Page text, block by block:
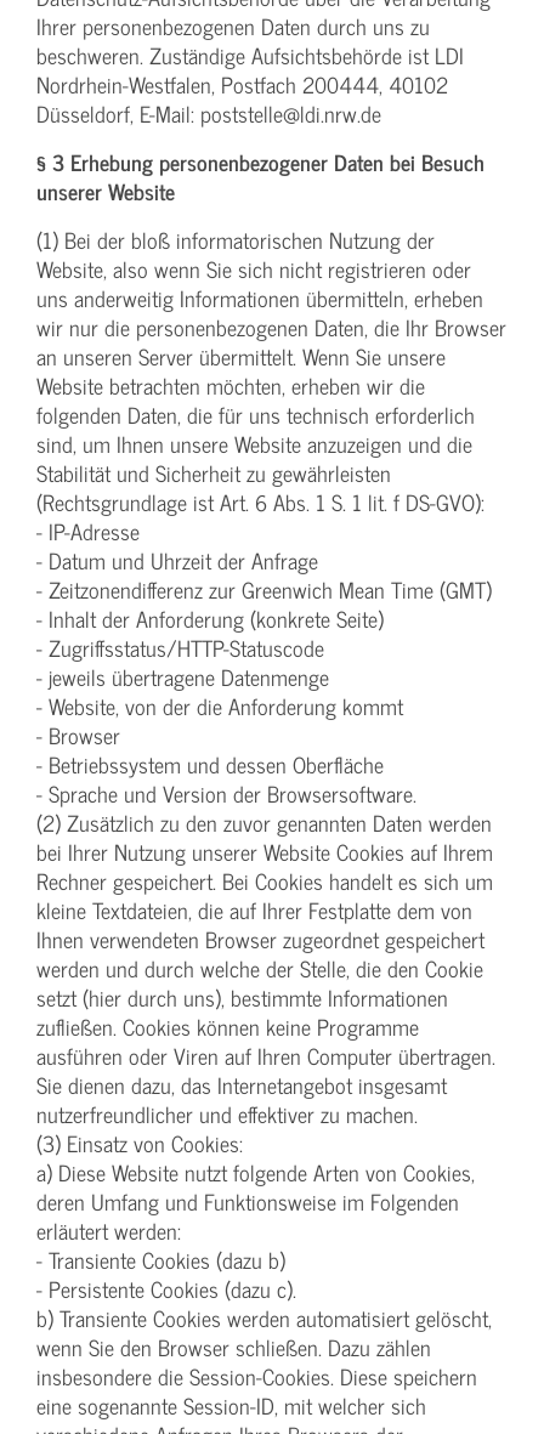
Ihrer personenbezogenen Daten durch uns zu
beschweren. Zuständige Aufsichtsbehörde ist LDI
Nordrhein-Westfalen, Postfach 200444, 40102
Düsseldorf, E-Mail: poststelle@ldi.nrw.de
§ 3 Erhebung personenbezogener Daten bei Besuch
unserer Website
(1) Bei der bloß informatorischen Nutzung der
Website, also wenn Sie sich nicht registrieren oder
uns anderweitig Informationen übermitteln, erheben
wir nur die personenbezogenen Daten, die Ihr Browser
an unseren Server übermittelt. Wenn Sie unsere
Website betrachten möchten, erheben wir die
folgenden Daten, die für uns technisch erforderlich
sind, um Ihnen unsere Website anzuzeigen und die
Stabilität und Sicherheit zu gewährleisten
(Rechtsgrundlage ist Art. 6 Abs. 1 S. 1 lit. f DS-GVO):
- IP-Adresse
- Datum und Uhrzeit der Anfrage
- Zeitzonendifferenz zur Greenwich Mean Time (GMT)
- Inhalt der Anforderung (konkrete Seite)
- Zugriffsstatus/HTTP-Statuscode
- jeweils übertragene Datenmenge
- Website, von der die Anforderung kommt
- Browser
- Betriebssystem und dessen Oberfläche
- Sprache und Version der Browsersoftware.
(2) Zusätzlich zu den zuvor genannten Daten werden
bei Ihrer Nutzung unserer Website Cookies auf Ihrem
Rechner gespeichert. Bei Cookies handelt es sich um
kleine Textdateien, die auf Ihrer Festplatte dem von
Ihnen verwendeten Browser zugeordnet gespeichert
werden und durch welche der Stelle, die den Cookie
setzt (hier durch uns), bestimmte Informationen
zufließen. Cookies können keine Programme
ausführen oder Viren auf Ihren Computer übertragen.
Sie dienen dazu, das Internetangebot insgesamt
nutzerfreundlicher und effektiver zu machen.
(3) Einsatz von Cookies:
a) Diese Website nutzt folgende Arten von Cookies,
deren Umfang und Funktionsweise im Folgenden
erläutert werden:
- Transiente Cookies (dazu b)
- Persistente Cookies (dazu c).
b) Transiente Cookies werden automatisiert gelöscht,
wenn Sie den Browser schließen. Dazu zählen
insbesondere die Session-Cookies. Diese speichern
eine sogenannte Session-ID, mit welcher sich